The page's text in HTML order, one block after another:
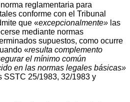
reglamentaria para
conforme con el Tribunal
que «excepcionalmente» las
mediante normas
supuestos, como ocurre
«resulta complemento
el mínimo común
en las normas legales básicas»
SSTC 25/1983, 32/1983 y